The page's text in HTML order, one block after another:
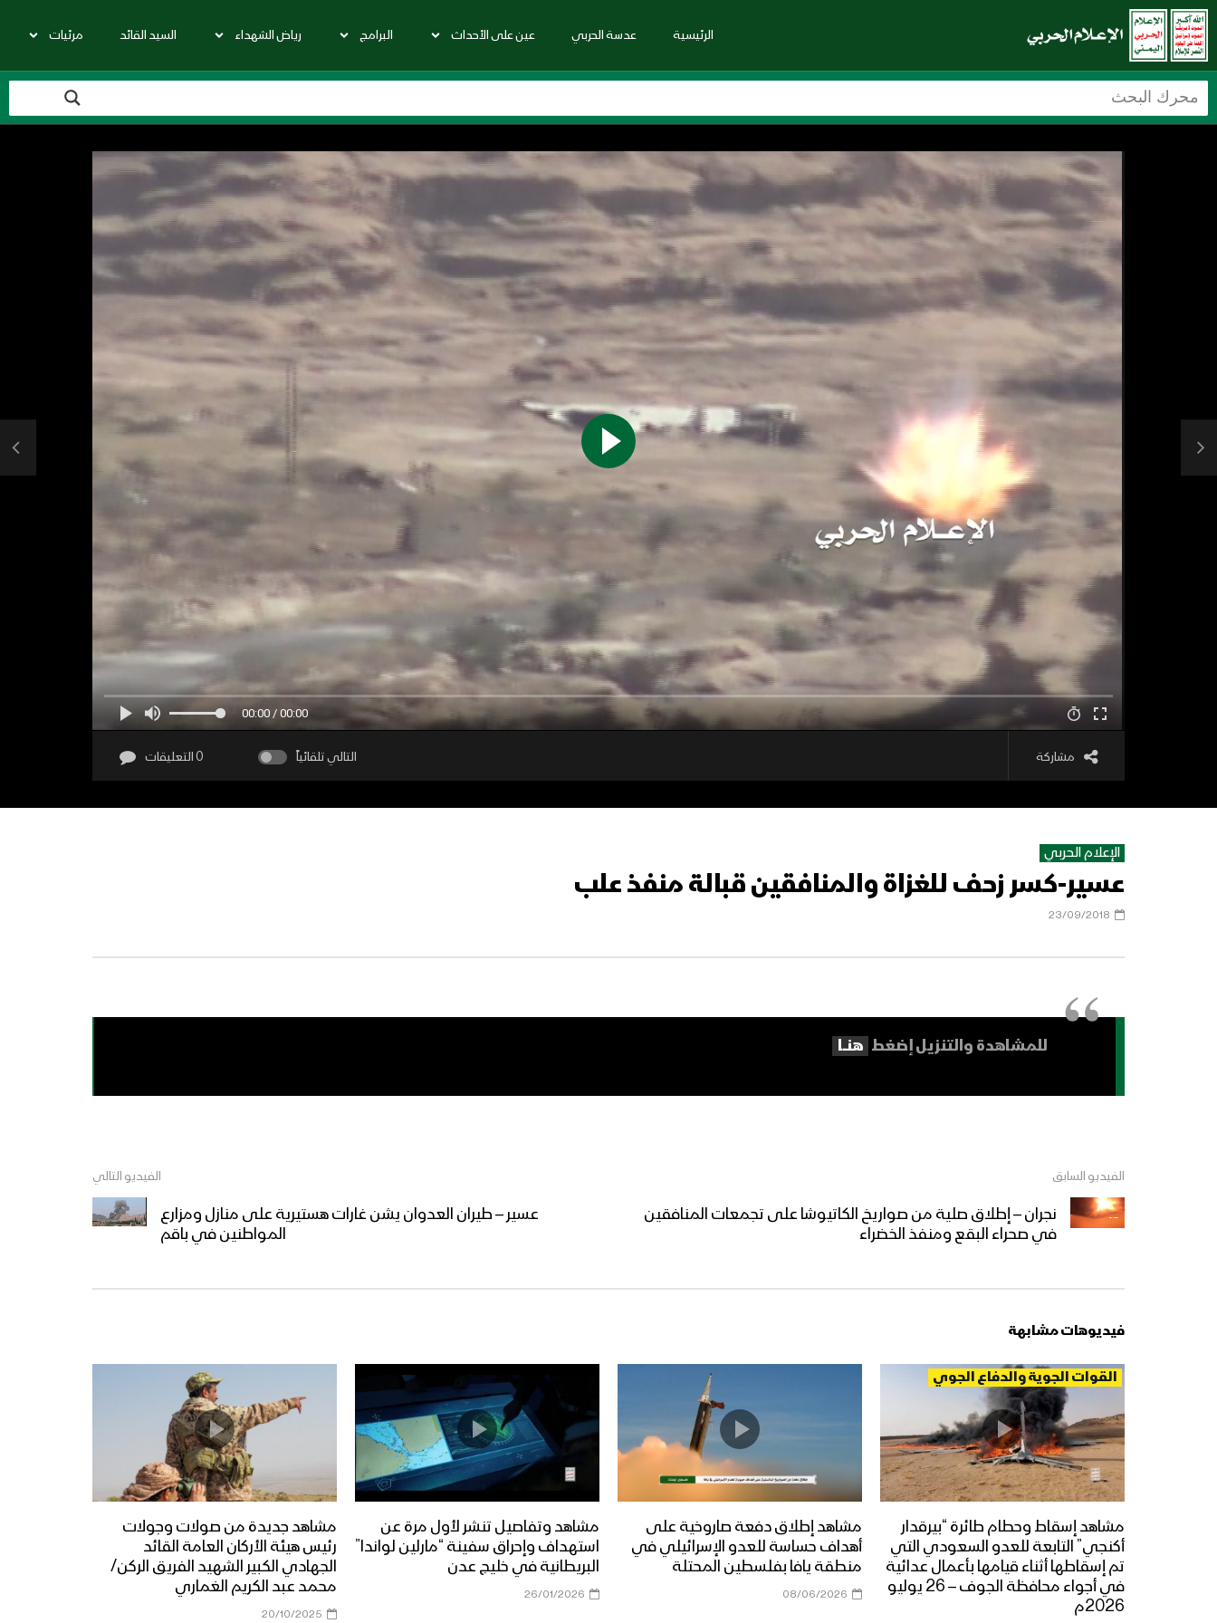
الرئيسية عدسة الحربي عين على الأحداث البرامج رياض الشهداء السيد القائد مرئيات
00:00 / 00:00
مشاركة التالي تلقائياً 0 التعليقات
الإعلام الحربي
عسير-كسر زحف للغزاة والمنافقين قبالة منفذ علب
23/09/2018
للمشاهدة والتنزيل إضغط هنــــا
الفيديو السابق
نجران – إطلاق صلية من صواريخ الكاتيوشا على تجمعات المنافقين
في صحراء البقع ومنفذ الخضراء
الفيديو التالي
عسير – طيران العدوان يشن غارات هستيرية على منازل ومزارع
المواطنين في باقم
فيديوهات مشابهة
القوات الجوية والدفاع الجوي
مشاهد إسقاط وحطام طائرة “بيرقدار
أكنجي” التابعة للعدو السعودي التي
تم إسقاطها أثناء قيامها بأعمال عدائية
في أجواء محافظة الجوف – 26 يوليو
2026م
مشاهد إطلاق دفعة صاروخية على
أهداف حساسة للعدو الإسرائيلي في
منطقة يافا بفلسطين المحتلة
08/06/2026
مشاهد وتفاصيل تنشر لأول مرة عن
استهداف وإحراق سفينة “مارلين لواندا”
البريطانية في خليج عدن
26/01/2026
مشاهد جديدة من صولات وجولات
رئيس هيئة الأركان العامة القائد
الجهادي الكبير الشهيد الفريق الركن/
محمد عبد الكريم الغماري
20/10/2025